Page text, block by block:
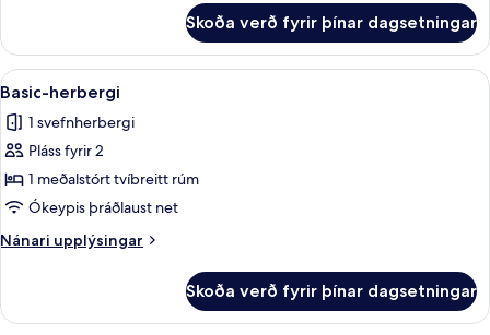
herbergi
Skoða verð fyrir þínar dagsetningar
Skoða
allar
myndir
fyrir
Basic-
herbergi
Basic-herbergi | Rúmföt af bestu
1
Basic-herbergi
1 svefnherbergi
Pláss fyrir 2
1 meðalstórt tvíbreitt rúm
Ókeypis þráðlaust net
Nánari upplýsingar
Nánari
herbergi
Skoða verð fyrir þínar dagsetningar